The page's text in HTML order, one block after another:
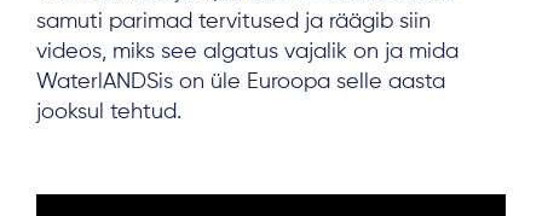
samuti parimad tervitused ja räägib siin
videos, miks see algatus vajalik on ja mida
WaterlANDSis on üle Euroopa selle aasta
jooksul tehtud.